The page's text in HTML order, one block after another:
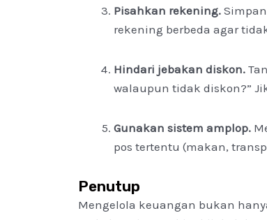
Pisahkan rekening.
rekening berbeda agar
Hindari jebakan diskon.
walaupun tidak diskon?”
Gunakan sistem amplop.
pos tertentu (makan,
Penutup
Mengelola keuangan bukan